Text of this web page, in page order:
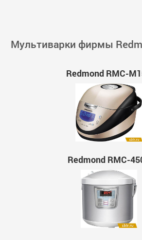
Мультиварки фирмы
Redmond RMC-
Redmond RMC-